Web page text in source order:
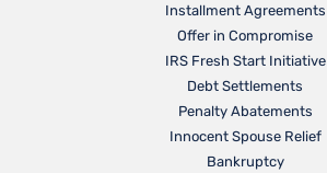
Installment Agreements
Offer in Compromise
IRS Fresh Start Initiative
Debt Settlements
Penalty Abatements
Innocent Spouse Relief
Bankruptcy